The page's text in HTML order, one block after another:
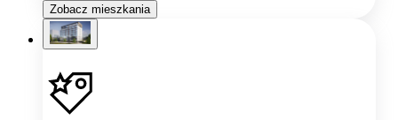
Zobacz mieszkania